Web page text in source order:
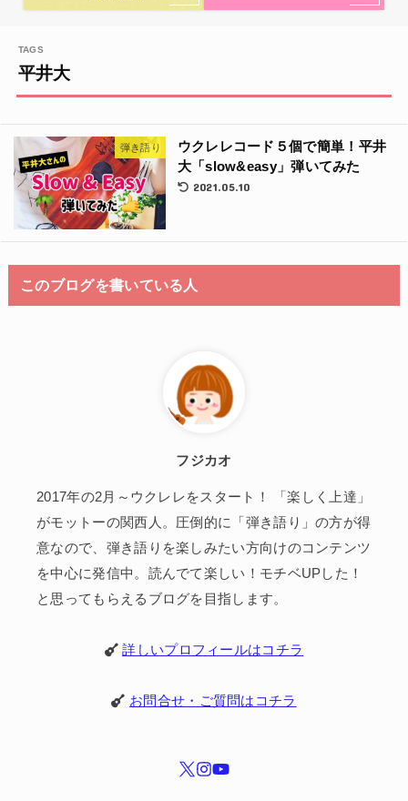
平井大
弾き語り
ウクレレコード５個で簡単！平井
大「slow&easy」弾いてみた
2021.05.10
このブログを書いている人
フジカオ
2017年の2月～ウクレレをスタート！ 「楽しく上達」
がモットーの関西人。圧倒的に「弾き語り」の方が得
意なので、弾き語りを楽しみたい方向けのコンテンツ
を中心に発信中。読んでて楽しい！モチベUPした！
と思ってもらえるブログを目指します。
詳しいプロフィールはコチラ
お問合せ・ご質問はコチラ